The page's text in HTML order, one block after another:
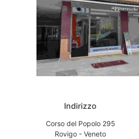
Indirizzo
Corso del Popolo 295
Rovigo - Veneto